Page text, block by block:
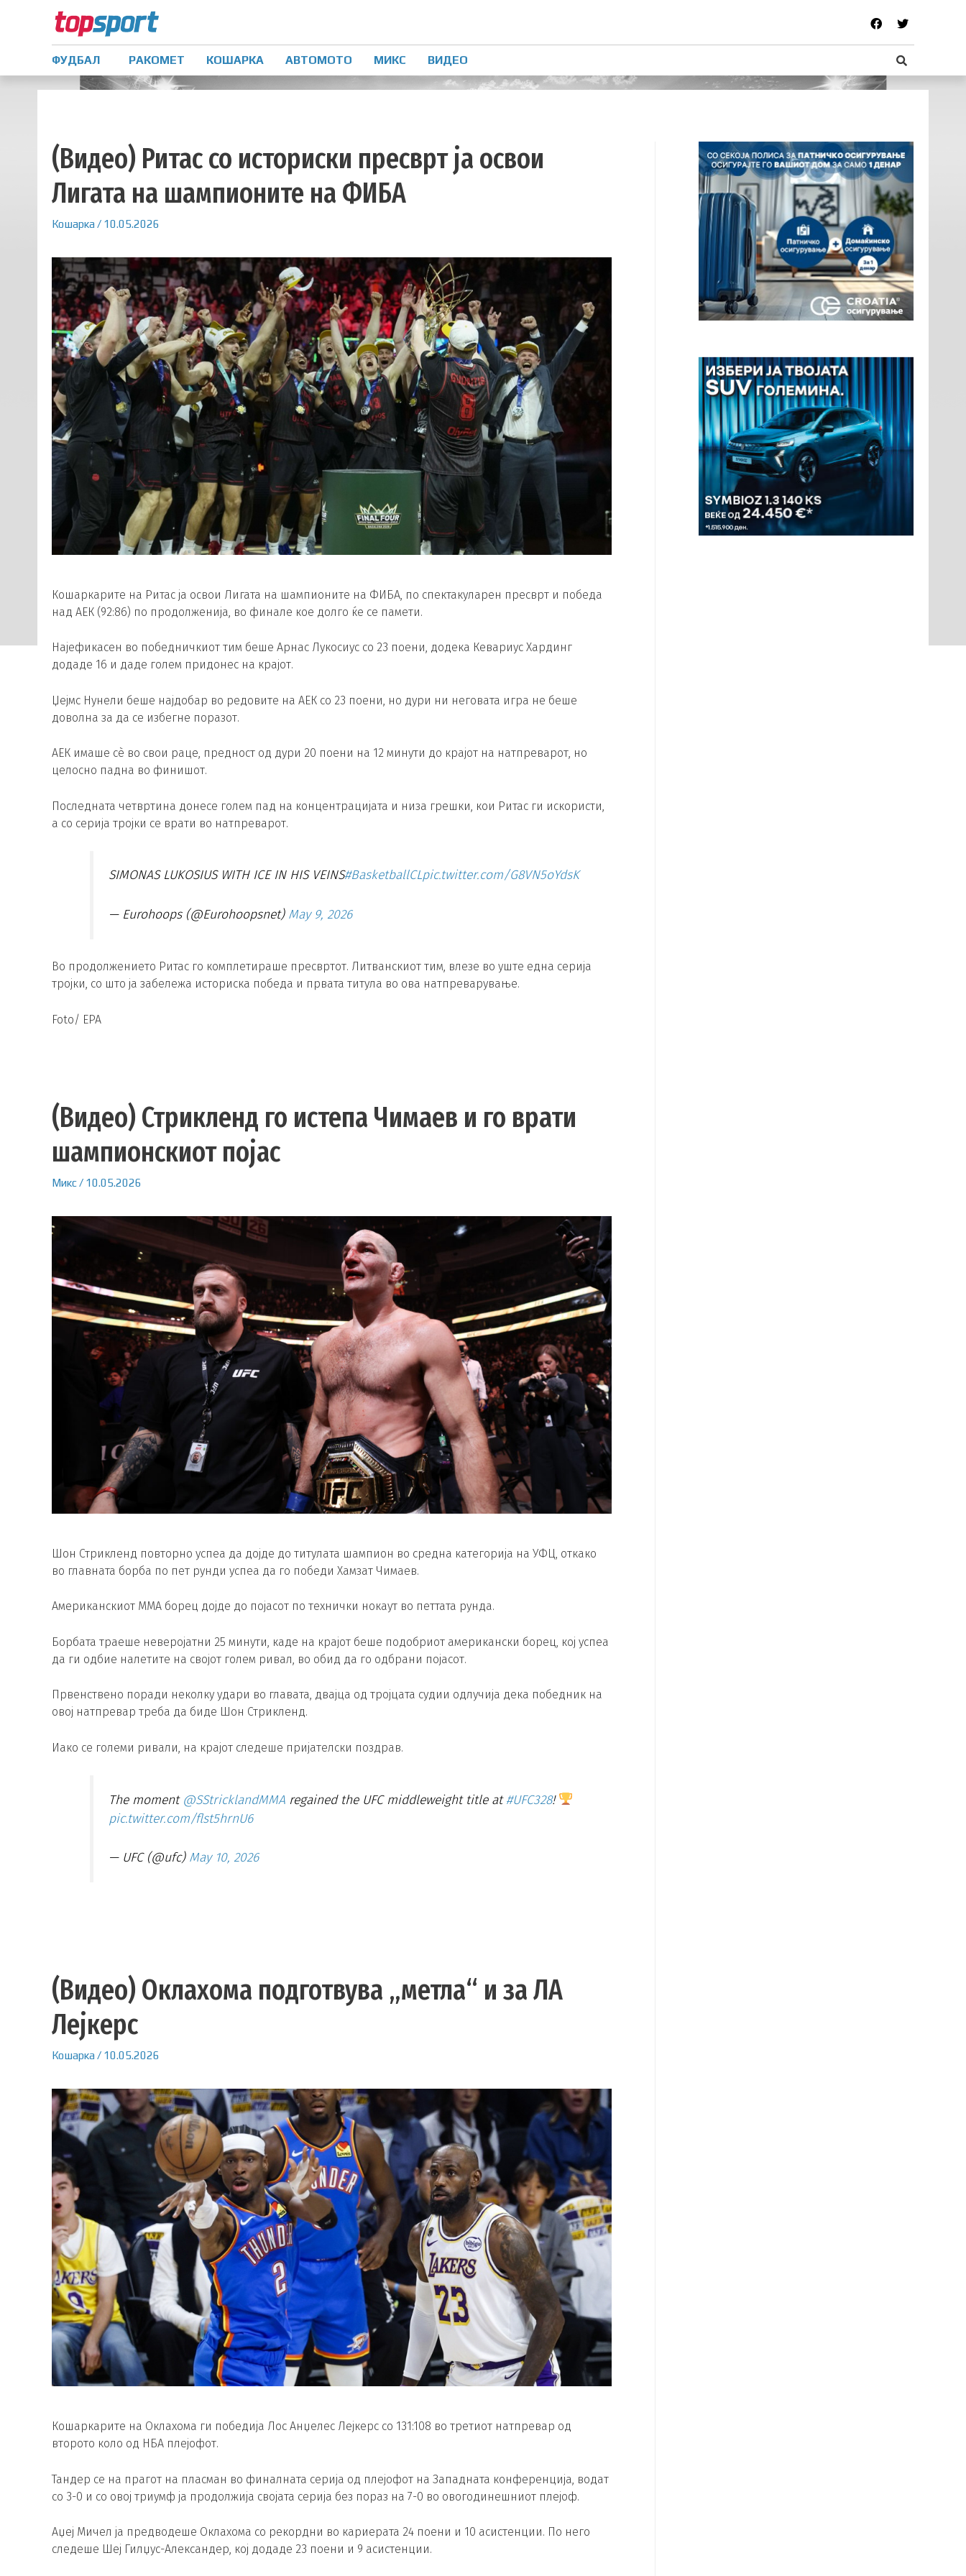
ФУДБАЛ РАКОМЕТ КОШАРКА АВТОМОТО МИКС ВИДЕО
(Видео) Ритас со историски пресврт ја освои
Лигата на шампионите на ФИБА
Кошарка / 10.05.2026
Кошаркарите на Ритас ја освои Лигата на шампионите на ФИБА, по спектакуларен пресврт и победа
над АЕК (92:86) по продолженија, во финале кое долго ќе се памети.
Најефикасен во победничкиот тим беше Арнас Лукосиус со 23 поени, додека Кевариус Хардинг
додаде 16 и даде голем придонес на крајот.
Џејмс Нунели беше најдобар во редовите на АЕК со 23 поени, но дури ни неговата игра не беше
доволна за да се избегне поразот.
АЕК имаше сè во свои раце, предност од дури 20 поени на 12 минути до крајот на натпреварот, но
целосно падна во финишот.
Последната четвртина донесе голем пад на концентрацијата и низа грешки, кои Ритас ги искористи,
а со серија тројки се врати во натпреварот.
SIMONAS LUKOSIUS WITH ICE IN HIS VEINS#BasketballCLpic.twitter.com/G8VN5oYdsK
— Eurohoops (@Eurohoopsnet) May 9, 2026
Во продолжението Ритас го комплетираше пресвртот. Литванскиот тим, влезе во уште една серија
тројки, со што ја забележа историска победа и првата титула во ова натпреварување.
Foto/ EPA
(Видео) Стрикленд го истепа Чимаев и го врати
шампионскиот појас
Микс/ 10.05.2026
Шон Стрикленд повторно успеа да дојде до титулата шампион во средна категорија на УФЦ, откако
во главната борба по пет рунди успеа да го победи Хамзат Чимаев.
Американскиот ММА борец дојде до појасот по технички нокаут во петтата рунда.
Борбата траеше неверојатни 25 минути, каде на крајот беше подобриот американски борец, кој успеа
да ги одбие налетите на својот голем ривал, во обид да го одбрани појасот.
Првенствено поради неколку удари во главата, двајца од тројцата судии одлучија дека победник на
овој натпревар треба да биде Шон Стрикленд.
Иако се големи ривали, на крајот следеше пријателски поздрав.
The moment @SStricklandMMAregained the UFC middleweight title at#UFC328!
pic.twitter.com/flst5hrnU6
— UFC (@ufc) May 10, 2026
(Видео) Оклахома подготвува „метла“ и за ЛА
Лејкерс
Кошарка / 10.05.2026
Кошаркарите на Оклахома ги победија Лос Анџелес Лејкерс со 131:108 во третиот натпревар од
второто коло од НБА плејофот.
Тандер се на прагот на пласман во финалната серија од плејофот на Западната конференција, водат
со 3-0 и со овој триумф ја продолжија својата серија без пораз на 7-0 во овогодинешниот плејоф.
Аџеј Мичел ја предводеше Оклахома со рекордни во кариерата 24 поени и 10 асистенции. По него
следеше Шеј Гилџус-Александер, кој додаде 23 поени и 9 асистенции.